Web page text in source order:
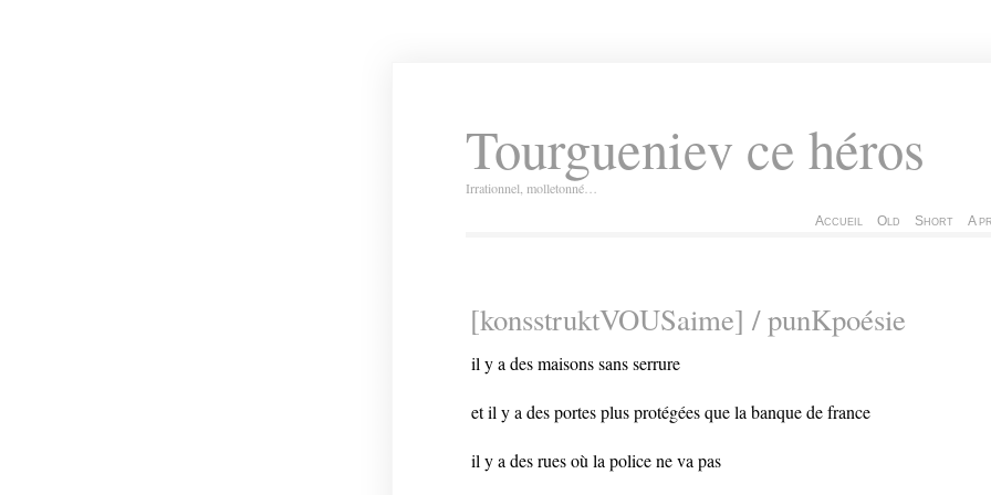
Tourgueniev ce héros
Irrationnel, molletonné…
Accueil Old Short A
[konsstruktVOUSaime] / punKpoésie
il y a des maisons sans serrure
et il y a des portes plus protégées que la banque de france
il y a des rues où la police ne va pas